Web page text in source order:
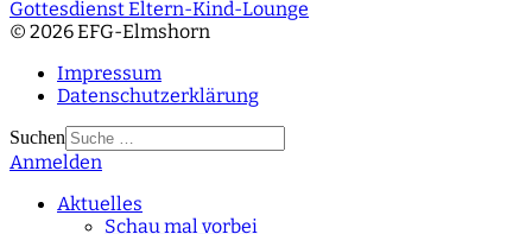
Gottesdienst Eltern-Kind-Lounge
© 2026 EFG-Elmshorn
Impressum
Datenschutzerklärung
Suchen
Type 2 or more
Anmelden
Aktuelles
Schau mal vorbei